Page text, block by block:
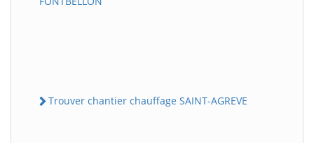
Trouver chantier chauffage SAINT-AGREVE